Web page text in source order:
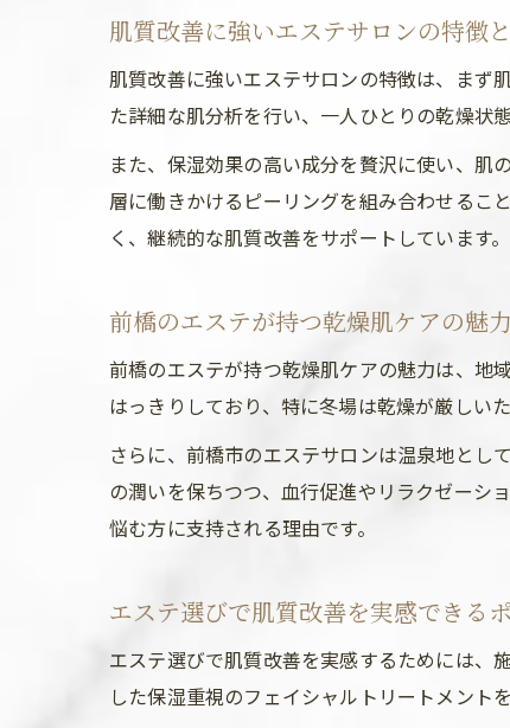
肌質改善に強いエステサロンの特徴
肌質改善に強いエステサロンの特徴は、まず
た詳細な肌分析を行い、一人ひとりの乾燥状
また、保湿効果の高い成分を贅沢に使い、肌
層に働きかけるピーリングを組み合わせるこ
く、継続的な肌質改善をサポートしています。
前橋のエステが持つ乾燥肌ケアの魅力
前橋のエステが持つ乾燥肌ケアの魅力は、地
はっきりしており、特に冬場は乾燥が厳しい
さらに、前橋市のエステサロンは温泉地とし
の潤いを保ちつつ、血行促進やリラクゼーシ
悩む方に支持される理由です。
エステ選びで肌質改善を実感できる
エステ選びで肌質改善を実感するためには、
した保湿重視のフェイシャルトリートメント